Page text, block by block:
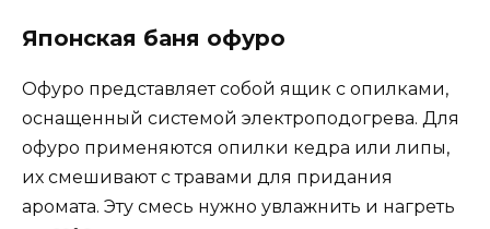
Японская баня офуро
Офуро представляет собой ящик с опилками,
оснащенный системой электроподогрева. Для
офуро применяются опилки кедра или липы,
их смешивают с травами для придания
аромата. Эту смесь нужно увлажнить и нагреть